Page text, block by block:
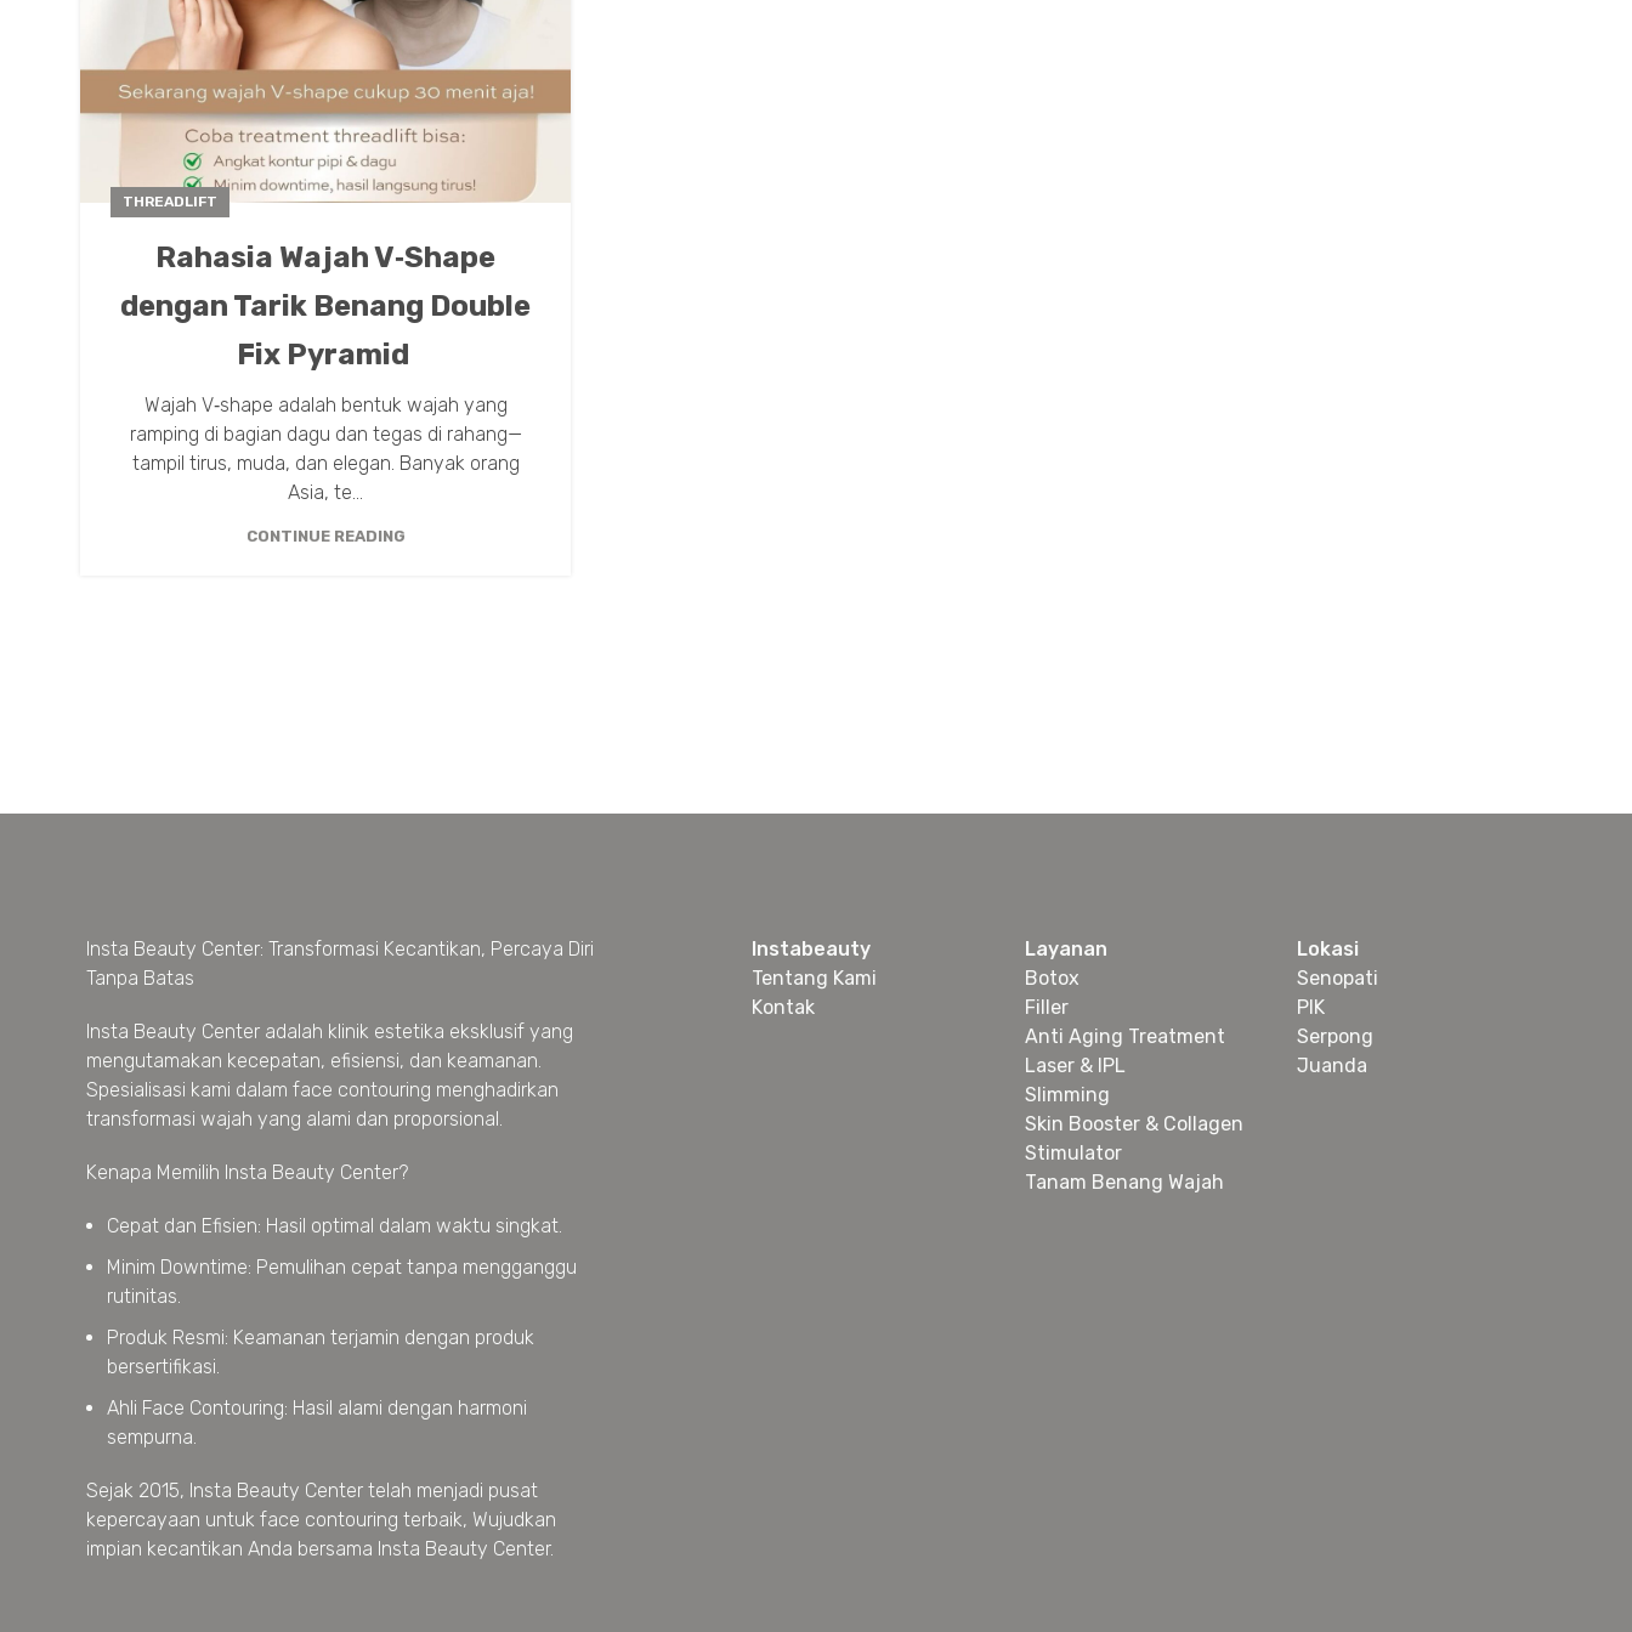
THREADLIFT
Rahasia Wajah V‑Shape
dengan Tarik Benang Double
Fix Pyramid
Wajah V‑shape adalah bentuk wajah yang
ramping di bagian dagu dan tegas di rahang—
tampil tirus, muda, dan elegan. Banyak orang
Asia, te...
CONTINUE READING
Insta Beauty Center: Transformasi Kecantikan, Percaya Diri
Tanpa Batas
Insta Beauty Center adalah klinik estetika eksklusif yang
mengutamakan kecepatan, efisiensi, dan keamanan.
Spesialisasi kami dalam face contouring menghadirkan
transformasi wajah yang alami dan proporsional.
Kenapa Memilih Insta Beauty Center?
Cepat dan Efisien: Hasil optimal dalam waktu singkat.
Minim Downtime: Pemulihan cepat tanpa mengganggu
rutinitas.
Produk Resmi: Keamanan terjamin dengan produk
bersertifikasi.
Ahli Face Contouring: Hasil alami dengan harmoni
sempurna.
Sejak 2015, Insta Beauty Center telah menjadi pusat
kepercayaan untuk face contouring terbaik, Wujudkan
impian kecantikan Anda bersama Insta Beauty Center.
Instabeauty
Tentang Kami
Kontak
Layanan
Botox
Filler
Anti Aging Treatment
Laser & IPL
Slimming
Skin Booster & Collagen
Stimulator
Tanam Benang Wajah
Lokasi
Senopati
PIK
Serpong
Juanda